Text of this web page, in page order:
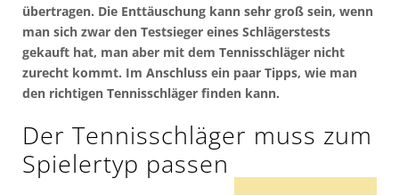
übertragen. Die Enttäuschung kann sehr groß sein, wenn
man sich zwar den Testsieger eines Schlägerstests
gekauft hat, man aber mit dem Tennisschläger nicht
zurecht kommt. Im Anschluss ein paar Tipps, wie man
den richtigen Tennisschläger finden kann.
Der Tennisschläger muss zum
Spielertyp passen